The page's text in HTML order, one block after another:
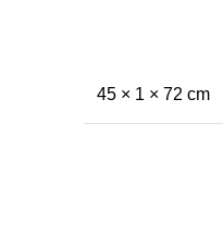
45 × 1 × 72 cm